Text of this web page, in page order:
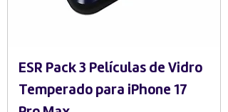
ESR Pack 3 Películas de Vidro
Temperado para iPhone 17